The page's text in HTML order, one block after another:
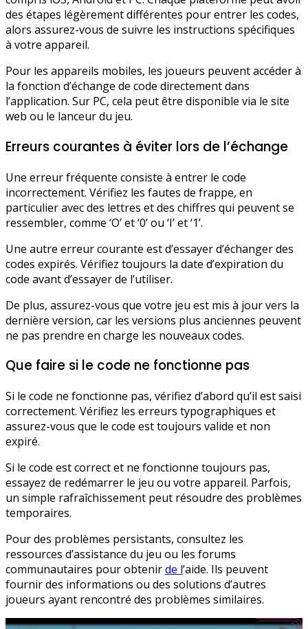
des étapes légèrement différentes pour entrer les codes,
alors assurez-vous de suivre les instructions spécifiques
à votre appareil.
Pour les appareils mobiles, les joueurs peuvent accéder à
la fonction d’échange de code directement dans
l’application. Sur PC, cela peut être disponible via le site
web ou le lanceur du jeu.
Erreurs courantes à éviter lors de l’échange
Une erreur fréquente consiste à entrer le code
incorrectement. Vérifiez les fautes de frappe, en
particulier avec des lettres et des chiffres qui peuvent se
ressembler, comme ‘O’ et ‘0’ ou ‘I’ et ‘1’.
Une autre erreur courante est d’essayer d’échanger des
codes expirés. Vérifiez toujours la date d’expiration du
code avant d’essayer de l’utiliser.
De plus, assurez-vous que votre jeu est mis à jour vers la
dernière version, car les versions plus anciennes peuvent
ne pas prendre en charge les nouveaux codes.
Que faire si le code ne fonctionne pas
Si le code ne fonctionne pas, vérifiez d’abord qu’il est saisi
correctement. Vérifiez les erreurs typographiques et
assurez-vous que le code est toujours valide et non
expiré.
Si le code est correct et ne fonctionne toujours pas,
essayez de redémarrer le jeu ou votre appareil. Parfois,
un simple rafraîchissement peut résoudre des problèmes
temporaires.
Pour des problèmes persistants, consultez les
ressources d’assistance du jeu ou les forums
communautaires pour obtenirde l’aide. Ils peuvent
fournir des informations ou des solutions d’autres
joueurs ayant rencontré des problèmes similaires.